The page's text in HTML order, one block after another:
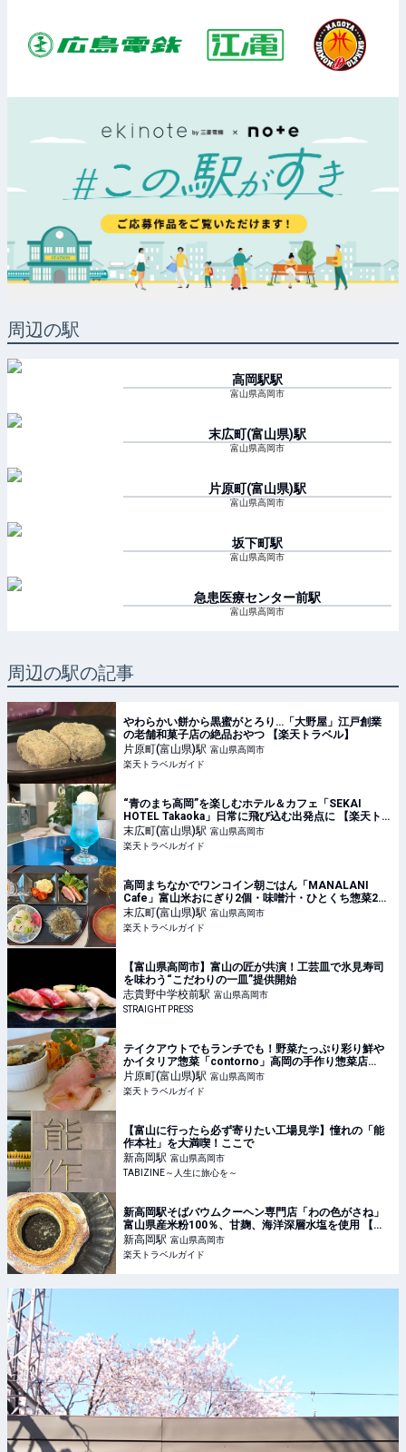
周辺の駅
高岡駅駅
富山県高岡市
末広町(富山県)駅
富山県高岡市
片原町(富山県)駅
富山県高岡市
坂下町駅
富山県高岡市
急患医療センター前駅
富山県高岡市
周辺の駅の記事
やわらかい餅から黒蜜がとろり…「大野屋」江戸創業
の老舗和菓子店の絶品おやつ 【楽天トラベル】
片原町(富山県)駅 富山県高岡市
楽天トラベルガイド
“青のまち高岡”を楽しむホテル＆カフェ「SEKAI
HOTEL Takaoka」日常に飛び込む出発点に 【楽天ト
ラベル】
末広町(富山県)駅 富山県高岡市
楽天トラベルガイド
高岡まちなかでワンコイン朝ごはん「MANALANI
Cafe」富山米おにぎり2個・味噌汁・ひとくち惣菜2品
が500円 【楽天トラベル】
末広町(富山県)駅 富山県高岡市
楽天トラベルガイド
【富山県高岡市】富山の匠が共演！工芸皿で氷見寿司
を味わう“こだわりの一皿”提供開始
志貴野中学校前駅 富山県高岡市
STRAIGHT PRESS
テイクアウトでもランチでも！野菜たっぷり彩り鮮や
かイタリア惣菜「contorno」高岡の手作り惣菜店
【楽天トラベル】
片原町(富山県)駅 富山県高岡市
楽天トラベルガイド
【富山に行ったら必ず寄りたい工場見学】憧れの「能
作本社」を大満喫！ここで
新高岡駅 富山県高岡市
TABIZINE～人生に旅心を～
新高岡駅そばバウムクーヘン専門店「わの色がさね」
富山県産米粉100％、甘麹、海洋深層水塩を使用 【楽
天トラベル】
新高岡駅 富山県高岡市
楽天トラベルガイド